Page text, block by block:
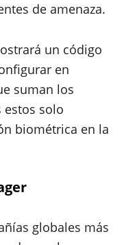
de amenaza.
un código
en
suman los
estos solo
biométrica en la
globales más